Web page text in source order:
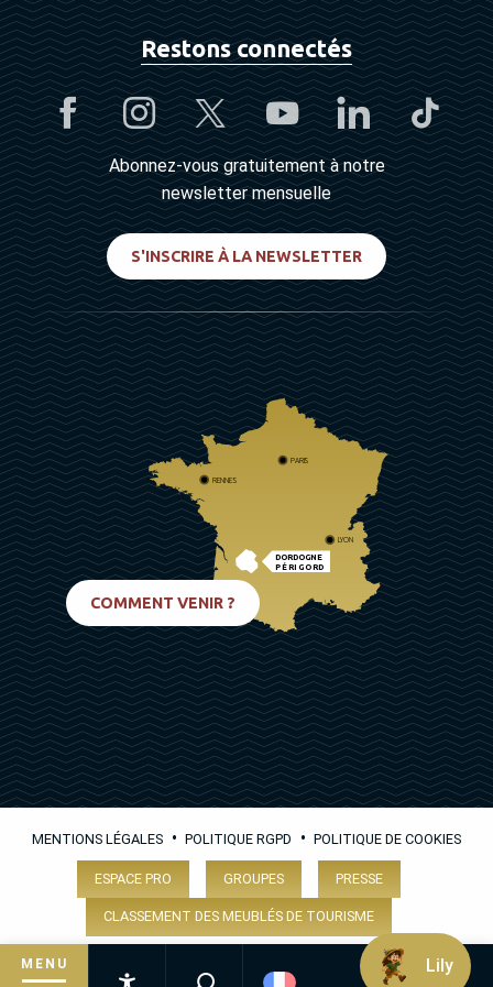
MENU
Restons connectés
Abonnez-vous gratuitement à notre
newsletter mensuelle
S'INSCRIRE À LA NEWSLETTER
DORDOGNE
PÉRIGORD
PARIS
RENNES
LYON
COMMENT VENIR ?
MENTIONS LÉGALES • POLITIQUE RGPD • POLITIQUE DE COOKIES
ESPACE PRO GROUPES PRESSE
CLASSEMENT DES MEUBLÉS DE TOURISME
Lily